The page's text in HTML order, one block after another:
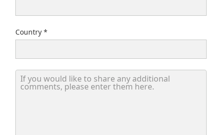
Country
If you would like to share any additional comments,